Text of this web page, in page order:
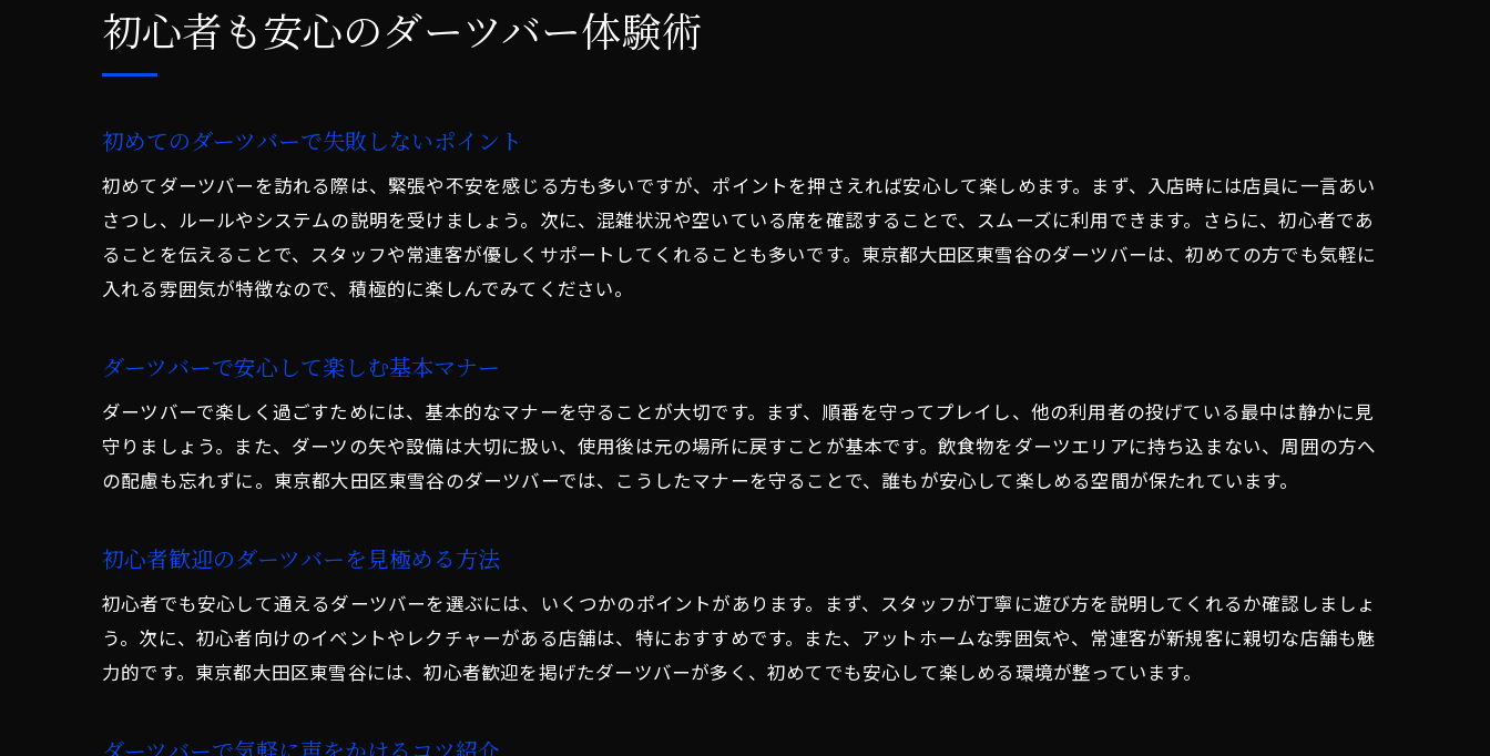
蒲田エリアのダーツバー利用のメリット
ダーツバーで食事メニューも楽しむ方法
フレンドリーなダーツバーの選び方紹介
ダーツバーの最新設備を体感できる体験
ダーツバーで仲間と素敵な時間を過ごす
初心者も安心のダーツバー体験術
初めてのダーツバーで失敗しないポイント
初めてダーツバーを訪れる際は、緊張や不安を感じる方も多いですが、ポイントを押さえれば安心して楽しめます。まず、入店時には店員に一言あい
さつし、ルールやシステムの説明を受けましょう。次に、混雑状況や空いている席を確認することで、スムーズに利用できます。さらに、初心者であ
ることを伝えることで、スタッフや常連客が優しくサポートしてくれることも多いです。東京都大田区東雪谷のダーツバーは、初めての方でも気軽に
入れる雰囲気が特徴なので、積極的に楽しんでみてください。
ダーツバーで安心して楽しむ基本マナー
ダーツバーで楽しく過ごすためには、基本的なマナーを守ることが大切です。まず、順番を守ってプレイし、他の利用者の投げている最中は静かに見
守りましょう。また、ダーツの矢や設備は大切に扱い、使用後は元の場所に戻すことが基本です。飲食物をダーツエリアに持ち込まない、周囲の方へ
の配慮も忘れずに。東京都大田区東雪谷のダーツバーでは、こうしたマナーを守ることで、誰もが安心して楽しめる空間が保たれています。
初心者歓迎のダーツバーを見極める方法
初心者でも安心して通えるダーツバーを選ぶには、いくつかのポイントがあります。まず、スタッフが丁寧に遊び方を説明してくれるか確認しましょ
う。次に、初心者向けのイベントやレクチャーがある店舗は、特におすすめです。また、アットホームな雰囲気や、常連客が新規客に親切な店舗も魅
力的です。東京都大田区東雪谷には、初心者歓迎を掲げたダーツバーが多く、初めてでも安心して楽しめる環境が整っています。